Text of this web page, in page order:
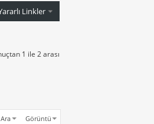
Linkler
1 ile 2 arası
Görüntü